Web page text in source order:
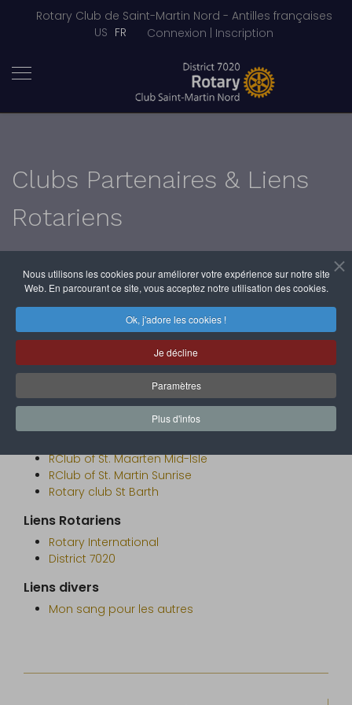
Nous utilisons les cookies pour améliorer votre expérience sur notre site
Web. En parcourant ce site, vous acceptez notre utilisation des cookies.
Ok, j'adore les cookies !
Je décline
Paramètres
Plus d'infos
Rotary Club de Saint-Martin Nord - Antilles françaises
Sélectionnez votre langue
US FR Connexion | Inscription
Clubs Partenaires & Liens
Rotariens
Misc. 2 Avril 2019 Clics : 10834
RClub of St. Maarten Mid-Isle
RClub of St. Martin Sunrise
Rotary club St Barth
Liens Rotariens
Rotary International
District 7020
Liens divers
Mon sang pour les autres